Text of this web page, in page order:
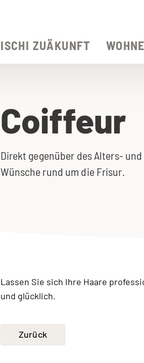
ISCHI ZUÄKUNFT
Coiffeur
Direkt gegenüber des Alters-
Wünsche rund um die Frisur.
Lassen Sie sich Ihre Haare
und glücklich.
Zurück